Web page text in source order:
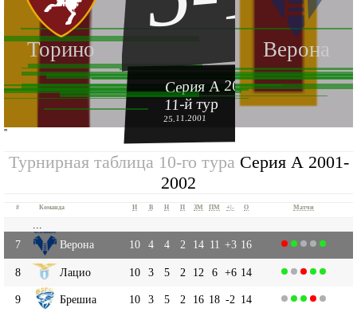
Торино Верона
Серия А 2001-2002
11-й тур
25.11.2001
''
Турнирная таблица 10-го тура Серия А 2001-
2002
# Команда И В Н П ЗМ ПМ +|- О Матчи
7
Верона 10 4 4 2 14 11 +3 16
8 Лацио 10 3 5 2 12 6 +6 14
9 Брешиа 10 3 5 2 16 18 -2 14